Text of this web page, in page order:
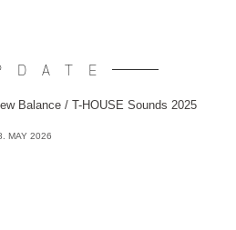
Balance / T-HOUSE Sounds 2025
MAY 2026